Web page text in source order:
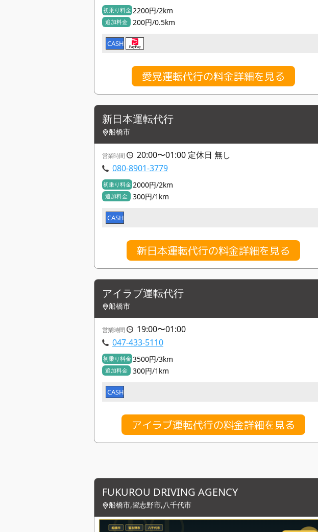
初乗り料金 2200円/2km
追加料金 200円/0.5km
CASH
愛晃運転代行の料金詳細を見る
新日本運転代行
船橋市
営業時間
20:00〜01:00 定休日 無し
080-8901-3779
初乗り料金 2000円/2km
追加料金 300円/1km
CASH
新日本運転代行の料金詳細を見る
アイラブ運転代行
船橋市
営業時間
19:00〜01:00
047-433-5110
初乗り料金 3500円/3km
追加料金 300円/1km
CASH
アイラブ運転代行の料金詳細を見る
FUKUROU DRIVING AGENCY
船橋市,習志野市,八千代市